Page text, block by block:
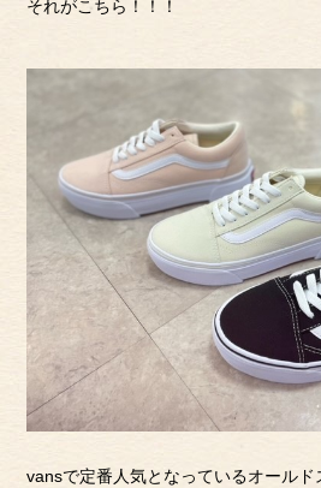
それがこちら！！！
vansで定番人気となっているオールド